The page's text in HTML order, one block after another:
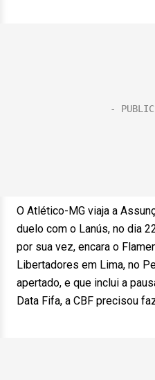
O Atlético-MG viaja a
duelo com o Lanús, no dia
por sua vez, encara o
Libertadores em Lima, no
apertado, e que inclui a
Data Fifa, a CBF precisou